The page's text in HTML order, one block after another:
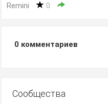
Remini 0
0 комментариев
Сообщества